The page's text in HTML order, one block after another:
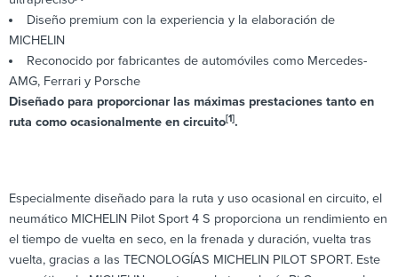
Diseño premium con la experiencia y la elaboración de
MICHELIN
Reconocido por fabricantes de automóviles como Mercedes-
AMG, Ferrari y Porsche
Diseñado para proporcionar las máximas prestaciones tanto en
ruta como ocasionalmente en circuito[1].
Especialmente diseñado para la ruta y uso ocasional en circuito, el
neumático MICHELIN Pilot Sport 4 S proporciona un rendimiento en
el tiempo de vuelta en seco, en la frenada y duración, vuelta tras
vuelta, gracias a las TECNOLOGÍAS MICHELIN PILOT SPORT. Este